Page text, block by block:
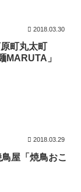
2018.03.30
町丸太町
MARUTA」
2018.03.29
屋「焼鳥おこ